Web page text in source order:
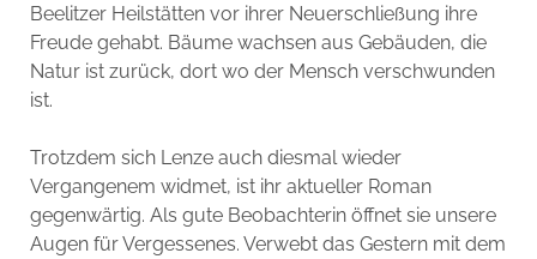
Beelitzer Heilstätten vor ihrer Neuerschließung ihre
Freude gehabt. Bäume wachsen aus Gebäuden, die
Natur ist zurück, dort wo der Mensch verschwunden
ist.
Trotzdem sich Lenze auch diesmal wieder
Vergangenem widmet, ist ihr aktueller Roman
gegenwärtig. Als gute Beobachterin öffnet sie unsere
Augen für Vergessenes. Verwebt das Gestern mit dem